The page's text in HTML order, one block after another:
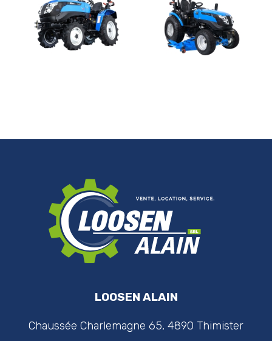
LOOSEN ALAIN
Chaussée Charlemagne 65, 4890 Thimister